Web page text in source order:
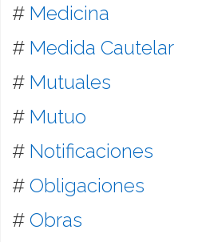
# Medicina
# Medida Cautelar
# Mutuales
# Mutuo
# Notificaciones
# Obligaciones
# Obras